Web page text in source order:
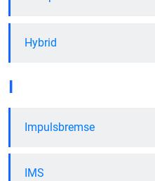
Hybrid
Impulsbremse
IMS